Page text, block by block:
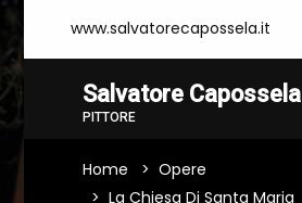
www.salvatorecapossela.it
Salvatore Capossela
PITTORE
Home
Opere
La Chiesa Di Santa Maria